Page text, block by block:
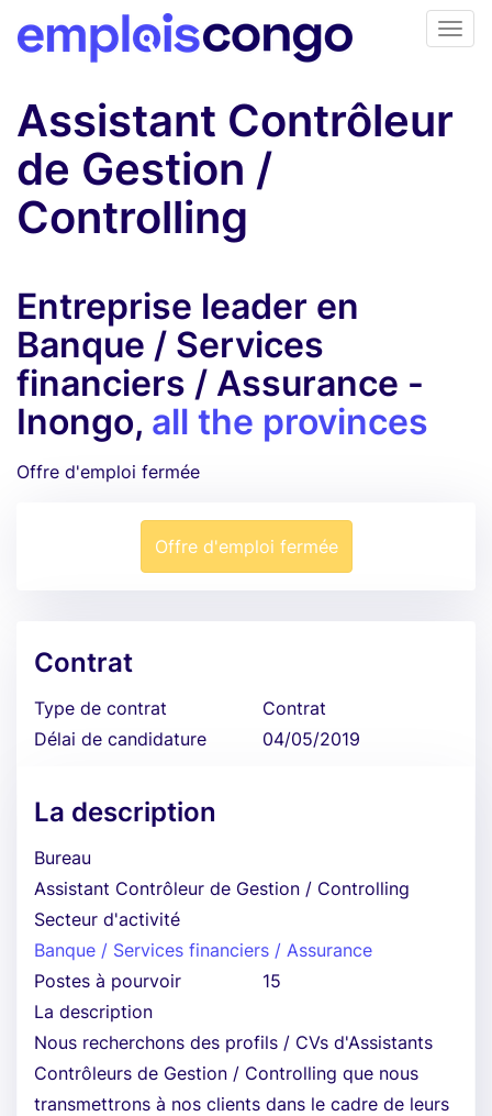
Assistant Contrôleur
de Gestion /
Controlling
Entreprise leader en
Banque / Services
financiers / Assurance -
Inongo, all the provinces
Offre d'emploi fermée
Offre d'emploi fermée
Contrat
Type de contrat
Contrat
Délai de candidature
04/05/2019
La description
Bureau
Assistant Contrôleur de Gestion / Controlling
Secteur d'activité
Banque / Services financiers / Assurance
Postes à pourvoir
15
La description
Nous recherchons des profils / CVs d'Assistants
Contrôleurs de Gestion / Controlling que nous
transmettrons à nos clients dans le cadre de leurs